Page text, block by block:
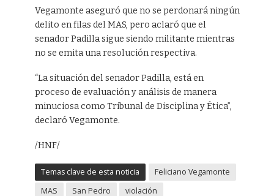
Vegamonte aseguró que no se perdonará ningún
delito en filas del MAS, pero aclaró que el
senador Padilla sigue siendo militante mientras
no se emita una resolución respectiva.
“La situación del senador Padilla, está en
proceso de evaluación y análisis de manera
minuciosa como Tribunal de Disciplina y Ética”,
declaró Vegamonte.
/HNF/
Temas clave de esta noticia
Feliciano Vegamonte
MAS
San Pedro violación